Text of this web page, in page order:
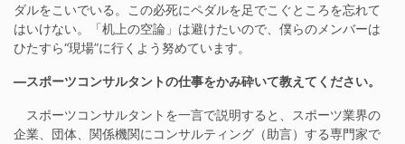
ダルをこいでいる。この必死にペダルを足でこぐところを忘れて
はいけない。「机上の空論」は避けたいので、僕らのメンバーは
ひたすら“現場”に行くよう努めています。
―スポーツコンサルタントの仕事をかみ砕いて教えてください。
スポーツコンサルタントを一言で説明すると、スポーツ業界の
企業、団体、関係機関にコンサルティング（助言）する専門家で